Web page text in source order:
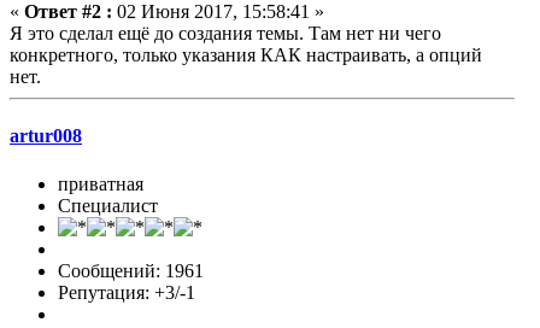
« Ответ #2 : 02 Июня 2017, 15:58:41 »
Я это сделал ещё до создания темы. Там нет ни чего
конкретного, только указания КАК настраивать, а опций
нет.
artur008
приватная
Специалист
Сообщений: 1961
Репутация: +3/-1